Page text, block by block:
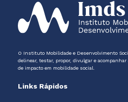
O Instituto Mobilidade e Desenvolvimento
delinear, testar, propor, divulgar e
de impacto em mobilidade social.
Links Rápidos